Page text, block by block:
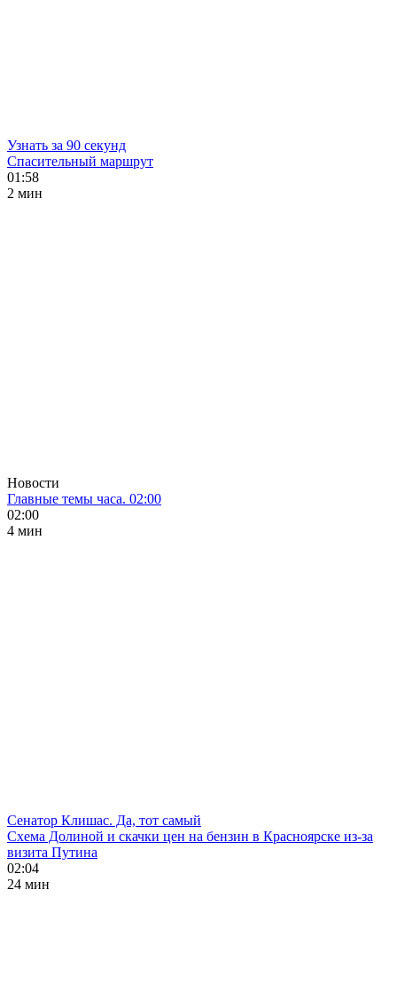
Узнать за 90 секунд
Спасительный маршрут
01:58
2 мин
Новости
Главные темы часа. 02:00
02:00
4 мин
Сенатор Клишас. Да, тот самый
Схема Долиной и скачки цен на бензин в Красноярске из-за
визита Путина
02:04
24 мин